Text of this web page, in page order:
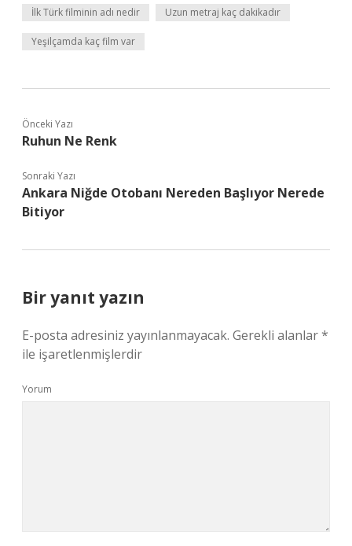
İlk Türk filminin adı nedir Uzun metraj kaç dakikadır
Yeşilçamda kaç film var
Önceki Yazı
Ruhun Ne Renk
Sonraki Yazı
Ankara Niğde Otobanı Nereden Başlıyor Nerede
Bitiyor
Bir yanıt yazın
E-posta adresiniz yayınlanmayacak. Gerekli alanlar*
ile işaretlenmişlerdir
Yorum